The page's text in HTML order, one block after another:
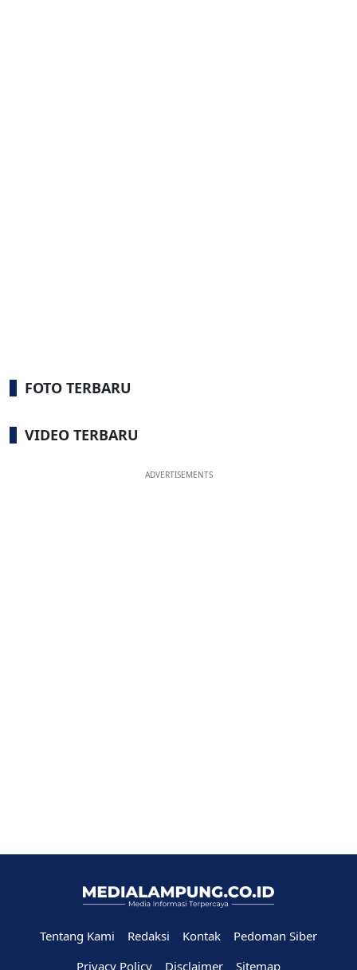
FOTO TERBARU
VIDEO TERBARU
ADVERTISEMENTS
Tentang Kami Redaksi Kontak
Pedoman Siber
Privacy Policy
Disclaimer Sitemap